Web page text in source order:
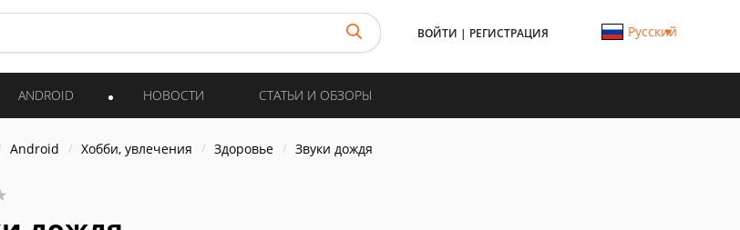
ВОЙТИ | РЕГИСТРАЦИЯ Русский
ANDROID НОВОСТИ СТАТЬИ И ОБЗОРЫ
Android Хобби, увлечения Здоровье Звуки дождя